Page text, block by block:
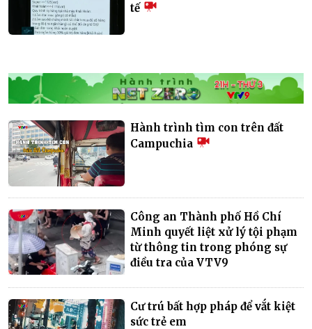
tế
Hành trình tìm con trên đất
Campuchia
Công an Thành phố Hồ Chí
Minh quyết liệt xử lý tội phạm
từ thông tin trong phóng sự
điều tra của VTV9
Cư trú bất hợp pháp để vắt kiệt
sức trẻ em